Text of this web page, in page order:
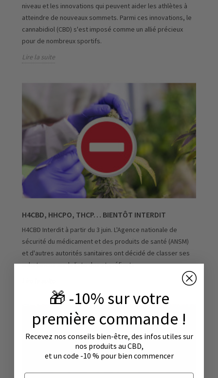
niveau et les innovations qui peuvent aider les athlètes à
atteindre de nouveaux sommets. Parmi ces innovations, le
cannabidiol (CBD) s'est imposé comme un allié précieux
pour de nombreux sportifs.
Lire la suite
H4CBD, HHCPO, THCP… BIENTÔT INTERDIT
H4CBD Interdit à partir du 3 juin. L'Agence nationale de
sécurité du médicament et des produits de santé (ANSM)
et d'autres autorités sanitaires ont décidé de classer ses
substances sur la liste des stupéfiants
🎁 -10% sur votre
première commande !
Recevez nos conseils bien-être, des infos utiles sur
nos produits au CBD,
et un code -10 % pour bien commencer
Email